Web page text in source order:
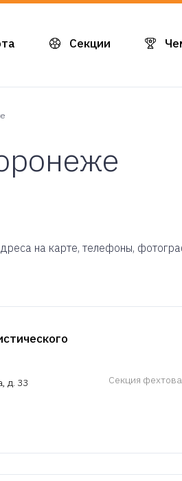
Секции
на карте, телефоны,
д. 33
Cекция